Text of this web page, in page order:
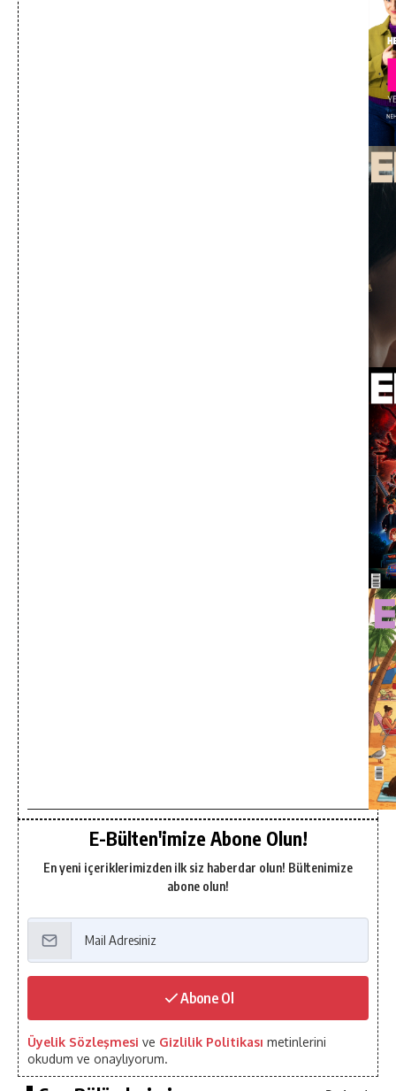
E-Bülten'imize Abone Olun!
En yeni içeriklerimizden ilk siz haberdar olun! Bültenimize
abone olun!
Abone Ol
Üyelik Sözleşmesi ve Gizlilik Politikası metinlerini
okudum ve onaylıyorum.